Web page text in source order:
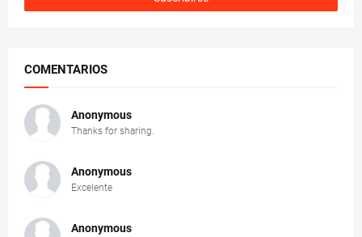
COMENTARIOS
Anonymous
Thanks for sharing.
Anonymous
Excelente
Anonymous